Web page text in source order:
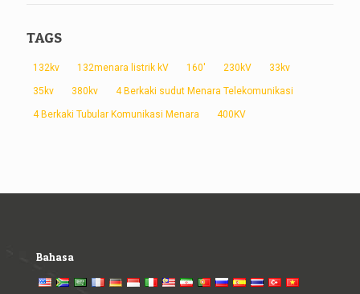
TAGS
132kv 132menara listrik kV 160' 230kV 33kv
35kv 380kv 4 Berkaki sudut Menara Telekomunikasi
4 Berkaki Tubular Komunikasi Menara 400KV
Bahasa